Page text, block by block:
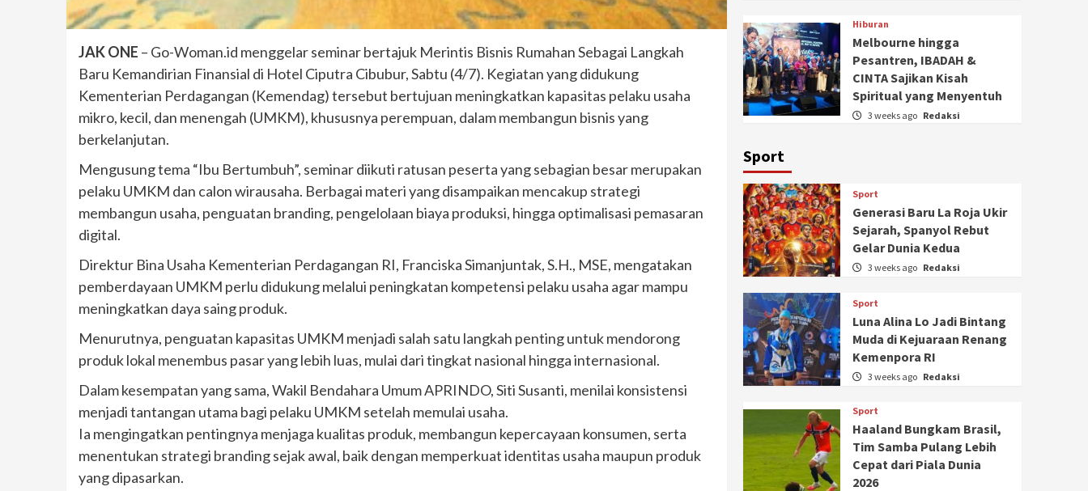
JAK ONE – Go-Woman.id menggelar seminar bertajuk Merintis Bisnis Rumahan Sebagai Langkah
Baru Kemandirian Finansial di Hotel Ciputra Cibubur, Sabtu (4/7). Kegiatan yang didukung
Kementerian Perdagangan (Kemendag) tersebut bertujuan meningkatkan kapasitas pelaku usaha
mikro, kecil, dan menengah (UMKM), khususnya perempuan, dalam membangun bisnis yang
berkelanjutan.
Mengusung tema “Ibu Bertumbuh”, seminar diikuti ratusan peserta yang sebagian besar merupakan
pelaku UMKM dan calon wirausaha. Berbagai materi yang disampaikan mencakup strategi
membangun usaha, penguatan branding, pengelolaan biaya produksi, hingga optimalisasi pemasaran
digital.
Direktur Bina Usaha Kementerian Perdagangan RI, Franciska Simanjuntak, S.H., MSE, mengatakan
pemberdayaan UMKM perlu didukung melalui peningkatan kompetensi pelaku usaha agar mampu
meningkatkan daya saing produk.
Menurutnya, penguatan kapasitas UMKM menjadi salah satu langkah penting untuk mendorong
produk lokal menembus pasar yang lebih luas, mulai dari tingkat nasional hingga internasional.
Dalam kesempatan yang sama, Wakil Bendahara Umum APRINDO, Siti Susanti, menilai konsistensi
menjadi tantangan utama bagi pelaku UMKM setelah memulai usaha.
Ia mengingatkan pentingnya menjaga kualitas produk, membangun kepercayaan konsumen, serta
menentukan strategi branding sejak awal, baik dengan memperkuat identitas usaha maupun produk
yang dipasarkan.
Hiburan
Melbourne hingga
Pesantren, IBADAH &
CINTA Sajikan Kisah
Spiritual yang Menyentuh
3 weeks ago Redaksi
Sport
Sport
Generasi Baru La Roja Ukir
Sejarah, Spanyol Rebut
Gelar Dunia Kedua
3 weeks ago Redaksi
Sport
Luna Alina Lo Jadi Bintang
Muda di Kejuaraan Renang
Kemenpora RI
3 weeks ago Redaksi
Sport
Haaland Bungkam Brasil,
Tim Samba Pulang Lebih
Cepat dari Piala Dunia
2026